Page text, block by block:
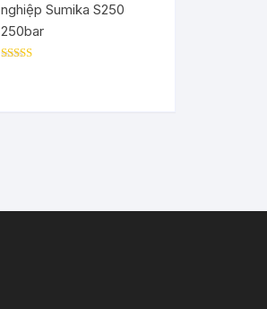
nghiệp Sumika S250
250bar